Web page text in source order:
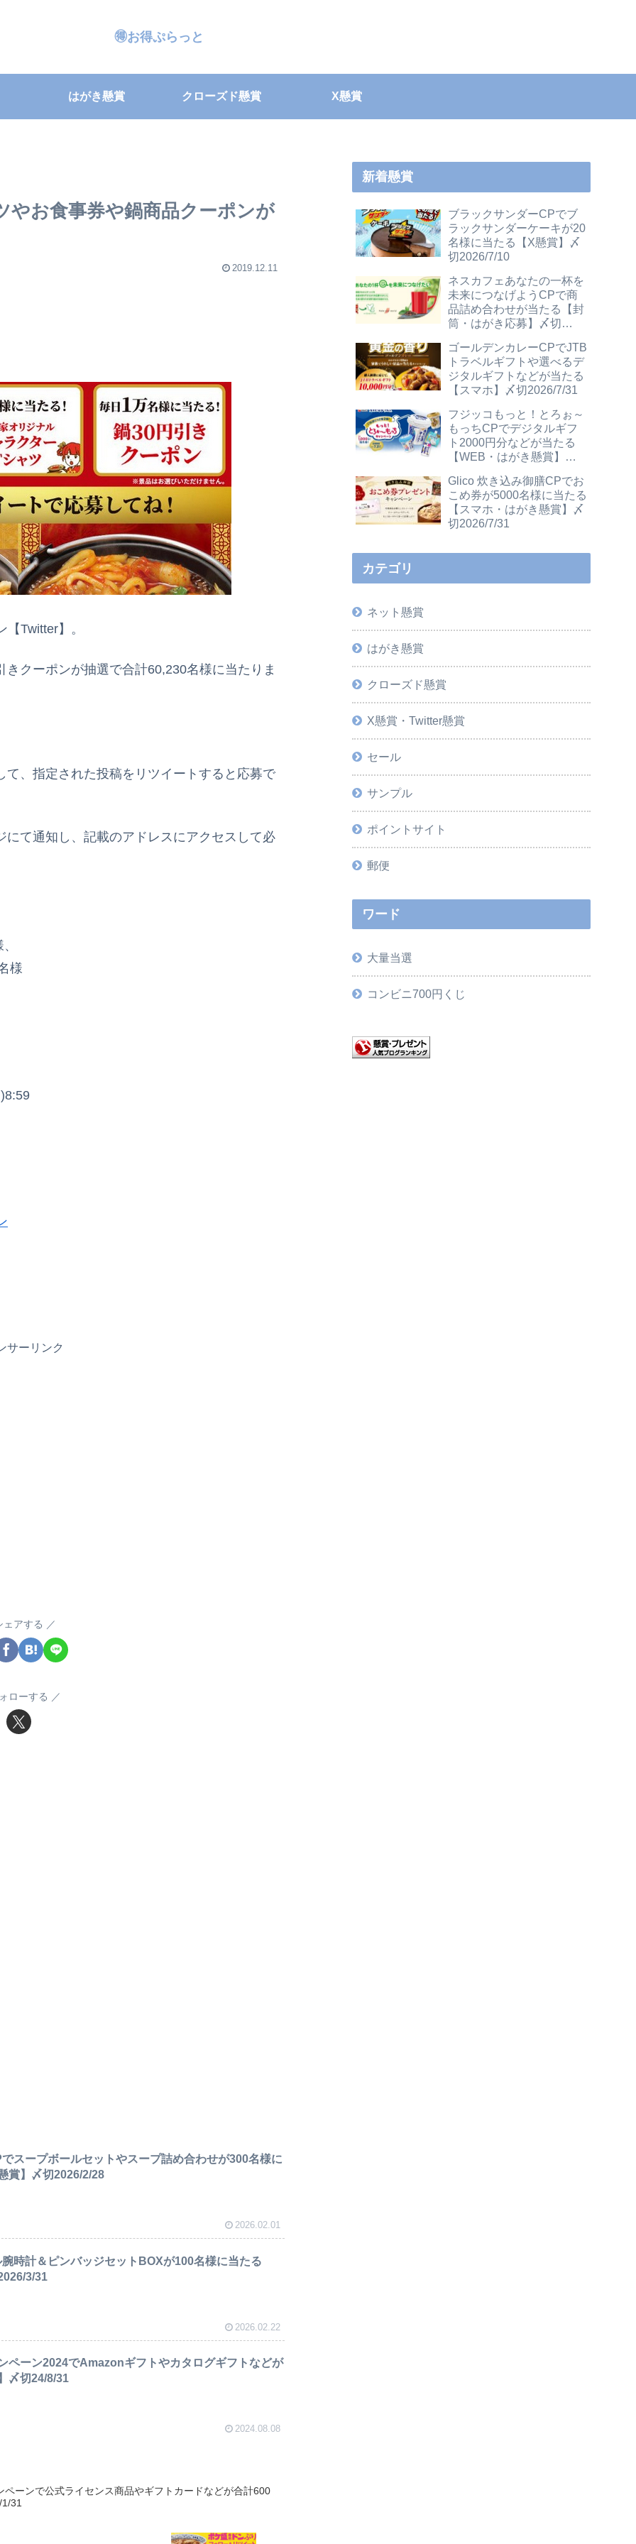
🉐お得ぷらっと
はがき懸賞 クローズド懸賞 X懸賞
お食事券や鍋商品クーポンが
2019.12.11
Twitter】。
クーポンが抽選で合計60,230名様に当たりま
、指定された投稿をリツイートすると応募で
て通知し、記載のアドレスにアクセスして必
様
サーリンク
ェアする
ローする
スープボールセットやスープ詰め合わせが300名様に
賞】〆切2026/2/28
2026.02.01
時計＆ピンバッジセットBOXが100名様に当たる
3/31
2026.02.22
ペーン2024でAmazonギフトやカタログギフトなどが
〆切24/8/31
2024.08.08
ーンで公式ライセンス商品やギフトカードなどが合計600
31
新着懸賞
ブラックサンダーCPでブ
ラックサンダーケーキが20
名様に当たる【X懸賞】〆
切2026/7/10
ネスカフェあなたの一杯を
未来につなげようCPで商
品詰め合わせが当たる【封
筒・はがき応募】〆切
ゴールデンカレーCPでJTB
トラベルギフトや選べるデ
ジタルギフトなどが当たる
【スマホ】〆切2026/7/31
フジッコもっと！とろぉ～
もっちCPでデジタルギフ
ト2000円分などが当たる
【WEB・はがき懸賞】〆
Glico 炊き込み御膳CPでお
こめ券が5000名様に当たる
【スマホ・はがき懸賞】〆
切2026/7/31
カテゴリ
ネット懸賞
はがき懸賞
クローズド懸賞
X懸賞・Twitter懸賞
セール
サンプル
ポイントサイト
郵便
ワード
大量当選
コンビニ700円くじ